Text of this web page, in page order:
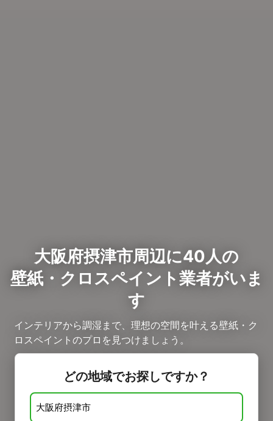
大阪府摂津市周辺に40人の
壁紙・クロスペイント業者がいま
す
インテリアから調湿まで、理想の空間を叶える壁紙・ク
ロスペイントのプロを見つけましょう。
どの地域でお探しですか？